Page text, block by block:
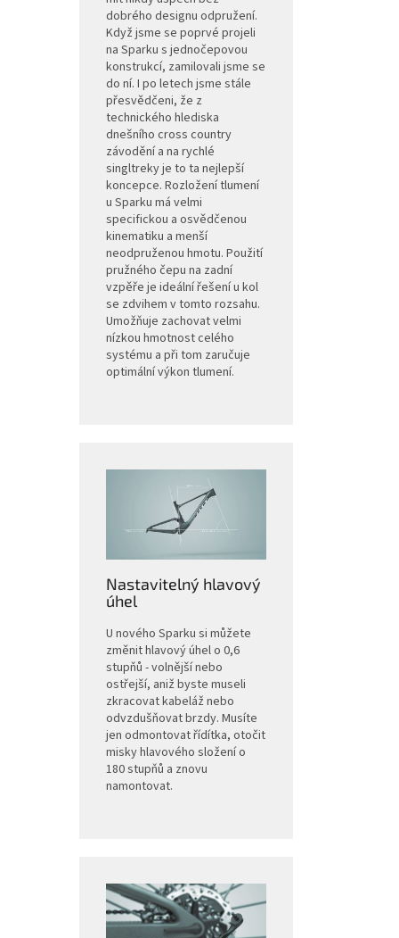
dobrého designu odpružení.
Když jsme se poprvé projeli
na Sparku s jednočepovou
konstrukcí, zamilovali jsme se
do ní. I po letech jsme stále
přesvědčeni, že z
technického hlediska
dnešního cross country
závodění a na rychlé
singltreky je to ta nejlepší
koncepce. Rozložení tlumení
u Sparku má velmi
specifickou a osvědčenou
kinematiku a menší
neodpruženou hmotu. Použití
pružného čepu na zadní
vzpěře je ideální řešení u kol
se zdvihem v tomto rozsahu.
Umožňuje zachovat velmi
nízkou hmotnost celého
systému a při tom zaručuje
optimální výkon tlumení.
Nastavitelný hlavový
úhel
U nového Sparku si můžete
změnit hlavový úhel o 0,6
stupňů - volnější nebo
ostřejší, aniž byste museli
zkracovat kabeláž nebo
odvzdušňovat brzdy. Musíte
jen odmontovat řídítka, otočit
misky hlavového složení o
180 stupňů a znovu
namontovat.